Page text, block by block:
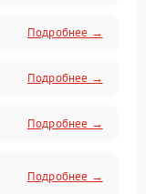
Подробнее →
Подробнее →
Подробнее →
Подробнее →